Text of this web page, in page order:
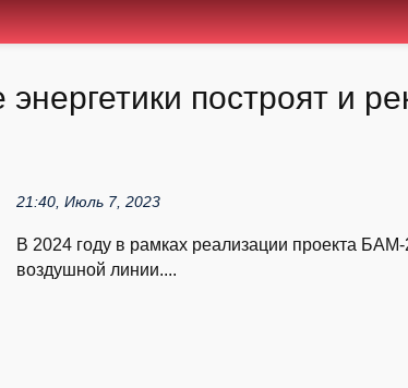
построят и
21:40, Июль 7, 2023
В 2024 году в рамках реализации проекта
воздушной линии....